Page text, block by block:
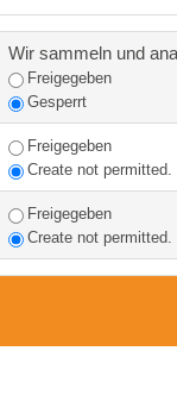
Wir sammeln und
Freigegeben
Gesperrt
Freigegeben
Create not permitted.
Freigegeben
Create not permitted.